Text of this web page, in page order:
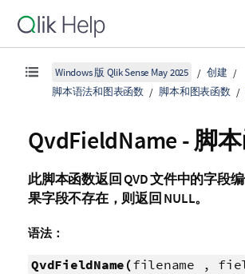
Windows 版 Qlik Sense May 2025
创建
脚本语法和图表函数
脚本和图表函数
QvdFieldName - 脚
此脚本函数返回 QVD文件中的字段
果字段不存在，则返回 NULL。
语法：
QvdFieldName(filename ,